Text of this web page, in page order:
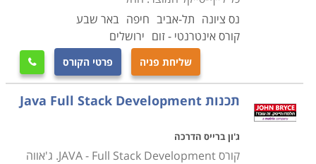
נס ציונה תל-אביב חיפה באר שבע
קורס אינטרנטי - זום ירושלים
שליחת פניה פרטי הקורס 
תכנות Java Full Stack Development
ג'ון ברייס הדרכה
קורס JAVA - Full Stack Development. ג'אווה